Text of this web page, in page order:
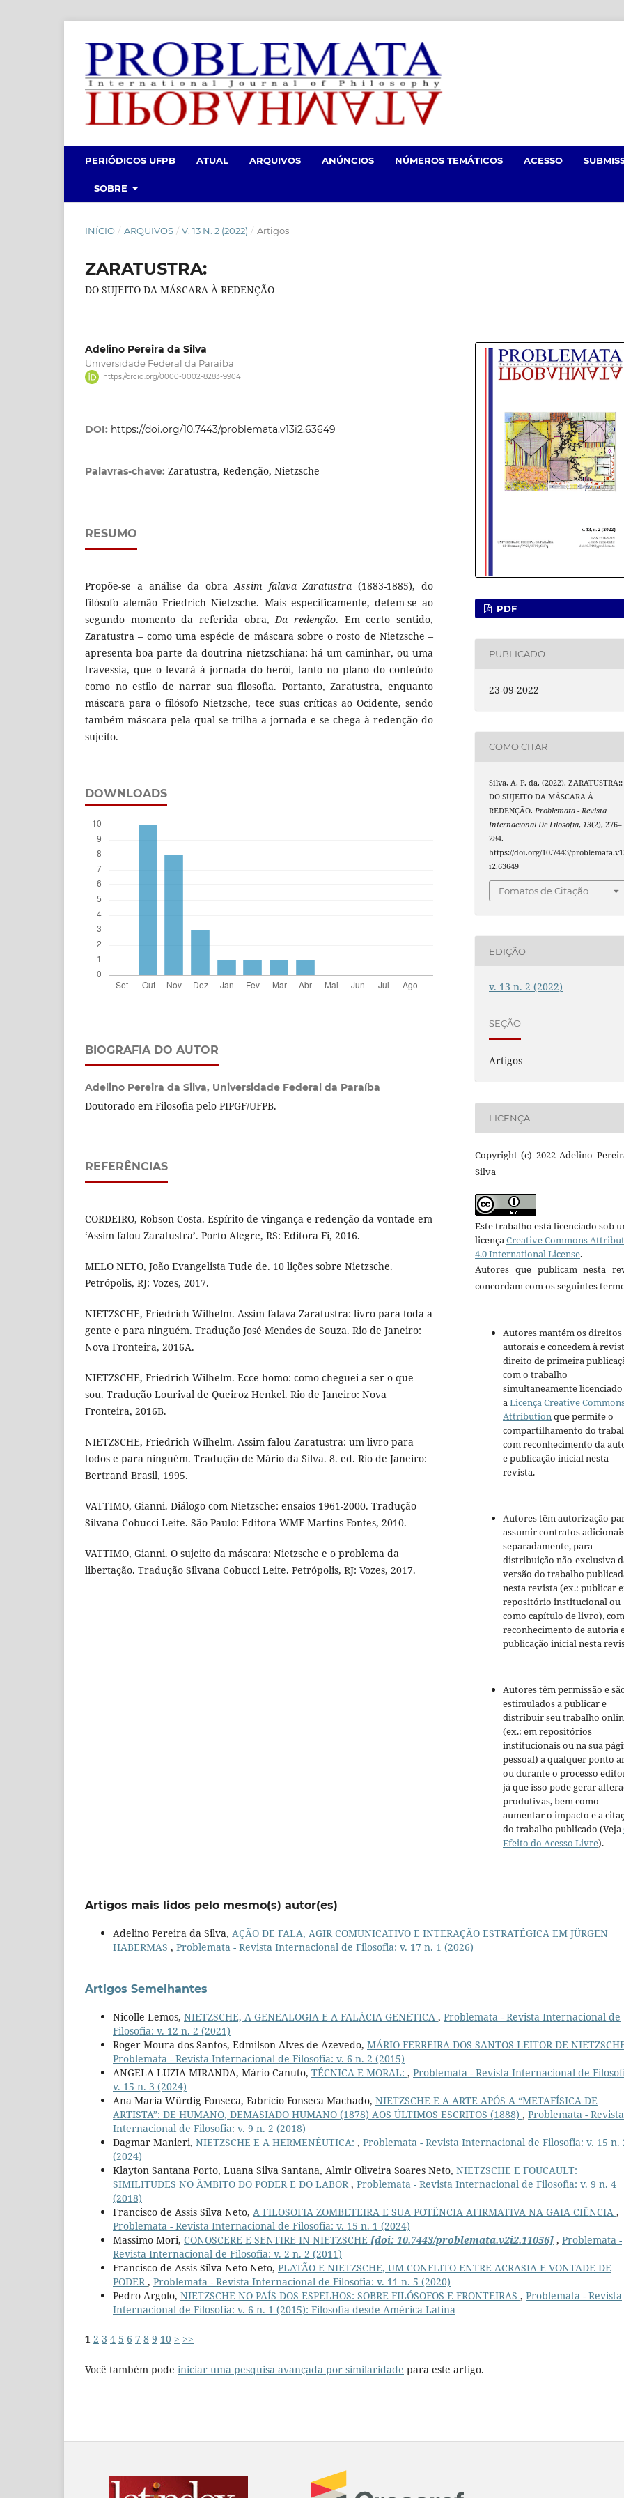
PERIÓDICOS UFPB ATUAL ARQUIVOS ANÚNCIOS NÚMEROS TEMÁTICOS ACESSO
SOBRE
INÍCIO / ARQUIVOS / V. 13 N. 2 (2022) / Artigos
ZARATUSTRA:
DO SUJEITO DA MÁSCARA À REDENÇÃO
Adelino Pereira da Silva
Universidade Federal da Paraíba
https://orcid.org/0000-0002-8283-9904
DOI: https://doi.org/10.7443/problemata.v13i2.63649
Palavras-chave: Zaratustra, Redenção, Nietzsche
RESUMO
Propõe-se a análise da obraAssim falava Zaratustra (1883-1885), do
filósofo alemão Friedrich Nietzsche. Mais especificamente, detem-se ao
segundo momento da referida obra,Da redenção. Em certo sentido,
Zaratustra – como uma espécie de máscara sobre o rosto de Nietzsche –
apresenta boa parte da doutrina nietzschiana: há um caminhar, ou uma
travessia, que o levará à jornada do herói, tanto no plano do conteúdo
como no estilo de narrar sua filosofia. Portanto, Zaratustra, enquanto
máscara para o filósofo Nietzsche, tece suas críticas ao Ocidente, sendo
também máscara pela qual se trilha a jornada e se chega à redenção do
sujeito.
DOWNLOADS
BIOGRAFIA DO AUTOR
Adelino Pereira da Silva, Universidade Federal da Paraíba
Doutorado em Filosofia pelo PIPGF/UFPB.
REFERÊNCIAS
CORDEIRO, Robson Costa. Espírito de vingança e redenção da vontade em
‘Assim falou Zaratustra’. Porto Alegre, RS: Editora Fi, 2016.
MELO NETO, João Evangelista Tude de. 10 lições sobre Nietzsche.
Petrópolis, RJ: Vozes, 2017.
NIETZSCHE, Friedrich Wilhelm. Assim falava Zaratustra: livro para toda a
gente e para ninguém. Tradução José Mendes de Souza. Rio de Janeiro:
Nova Fronteira, 2016A.
NIETZSCHE, Friedrich Wilhelm. Ecce homo: como cheguei a ser o que
sou. Tradução Lourival de Queiroz Henkel. Rio de Janeiro: Nova
Fronteira, 2016B.
NIETZSCHE, Friedrich Wilhelm. Assim falou Zaratustra: um livro para
todos e para ninguém. Tradução de Mário da Silva. 8. ed. Rio de Janeiro:
Bertrand Brasil, 1995.
VATTIMO, Gianni. Diálogo com Nietzsche: ensaios 1961-2000. Tradução
Silvana Cobucci Leite. São Paulo: Editora WMF Martins Fontes, 2010.
VATTIMO, Gianni. O sujeito da máscara: Nietzsche e o problema da
libertação. Tradução Silvana Cobucci Leite. Petrópolis, RJ: Vozes, 2017.
PDF
PUBLICADO
23-09-2022
COMO CITAR
Silva, A. P. da. (2022). ZARATUSTRA::
DO SUJEITO DA MÁSCARA À
REDENÇÃO.Problemata - Revista
Internacional De Filosofia,13(2), 276–
284.
https://doi.org/10.7443/
i2.63649
Fomatos de Citação
EDIÇÃO
v. 13 n. 2 (2022)
SEÇÃO
Artigos
LICENÇA
Copyright (c) 2022 Adelino
Silva
Este trabalho está licenciado sob
licençaCreative Commons
4.0 International License.
Autores que publicam nesta
concordam com os seguintes
Autores mantém os direitos
autorais e concedem à
direito de primeira
com o trabalho
simultaneamente
a Licença Creative
Attribution que permite o
compartilhamento do
com reconhecimento da
e publicação inicial nesta
revista.
Autores têm autorização
assumir contratos
separadamente, para
distribuição não-exclusiva
versão do trabalho
nesta revista (ex.: publicar
repositório institucional ou
como capítulo de livro), com
reconhecimento de autoria
publicação inicial nesta
Autores têm permissão e
estimulados a publicar e
distribuir seu trabalho
(ex.: em repositórios
institucionais ou na sua
pessoal) a qualquer ponto
ou durante o processo
já que isso pode gerar
produtivas, bem como
aumentar o impacto e a
do trabalho publicado (Veja
Efeito do Acesso Livre).
Artigos mais lidos pelo mesmo(s) autor(es)
Adelino Pereira da Silva, AÇÃO DE FALA, AGIR COMUNICATIVO E INTERAÇÃO ESTRATÉGICA EM JÜRGEN
HABERMAS , Problemata - Revista Internacional de Filosofia: v. 17 n. 1 (2026)
Artigos Semelhantes
Nicolle Lemos, NIETZSCHE, A GENEALOGIA E A FALÁCIA GENÉTICA , Problemata - Revista Internacional de
Filosofia: v. 12 n. 2 (2021)
Roger Moura dos Santos, Edmilson Alves de Azevedo, MÁRIO FERREIRA DOS SANTOS LEITOR DE
Problemata - Revista Internacional de Filosofia: v. 6 n. 2 (2015)
ANGELA LUZIA MIRANDA, Mário Canuto, TÉCNICA E MORAL: , Problemata - Revista Internacional de
v. 15 n. 3 (2024)
Ana Maria Würdig Fonseca, Fabrício Fonseca Machado, NIETZSCHE E A ARTE APÓS A “METAFÍSICA DE
ARTISTA”: DE HUMANO, DEMASIADO HUMANO (1878) AOS ÚLTIMOS ESCRITOS (1888) , Problemata - Revista
Internacional de Filosofia: v. 9 n. 2 (2018)
Dagmar Manieri, NIETZSCHE E A HERMENÊUTICA: , Problemata - Revista Internacional de Filosofia: v. 15 n.
(2024)
Klayton Santana Porto, Luana Silva Santana, Almir Oliveira Soares Neto, NIETZSCHE E FOUCAULT:
SIMILITUDES NO ÂMBITO DO PODER E DO LABOR , Problemata - Revista Internacional de Filosofia: v. 9 n. 4
(2018)
Francisco de Assis Silva Neto, A FILOSOFIA ZOMBETEIRA E SUA POTÊNCIA AFIRMATIVA NA GAIA CIÊNCIA ,
Problemata - Revista Internacional de Filosofia: v. 15 n. 1 (2024)
Massimo Mori, CONOSCERE E SENTIRE IN NIETZSCHE [doi: 10.7443/problemata.v2i2.11056] , Problemata -
Revista Internacional de Filosofia: v. 2 n. 2 (2011)
Francisco de Assis Silva Neto Neto, PLATÃO E NIETZSCHE, UM CONFLITO ENTRE ACRASIA E VONTADE DE
PODER , Problemata - Revista Internacional de Filosofia: v. 11 n. 5 (2020)
Pedro Argolo, NIETZSCHE NO PAÍS DOS ESPELHOS: SOBRE FILÓSOFOS E FRONTEIRAS , Problemata - Revista
Internacional de Filosofia: v. 6 n. 1 (2015): Filosofia desde América Latina
1 2 3 4 5 6 7 8 9 10 > >>
Você também pode iniciar uma pesquisa avançada por similaridade para este artigo.